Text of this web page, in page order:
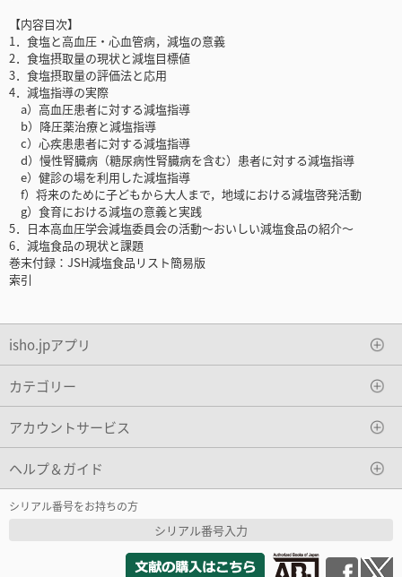
【内容目次】
1．食塩と高血圧・心血管病，減塩の意義
2．食塩摂取量の現状と減塩目標値
3．食塩摂取量の評価法と応用
4．減塩指導の実際
a）高血圧患者に対する減塩指導
b）降圧薬治療と減塩指導
c）心疾患患者に対する減塩指導
d）慢性腎臓病（糖尿病性腎臓病を含む）患者に対する減塩指導
e）健診の場を利用した減塩指導
f）将来のために子どもから大人まで，地域における減塩啓発活動
g）食育における減塩の意義と実践
5．日本高血圧学会減塩委員会の活動～おいしい減塩食品の紹介～
6．減塩食品の現状と課題
巻末付録：JSH減塩食品リスト簡易版
索引
isho.jpアプリ
カテゴリー
アカウントサービス
ヘルプ＆ガイド
シリアル番号をお持ちの方
シリアル番号入力